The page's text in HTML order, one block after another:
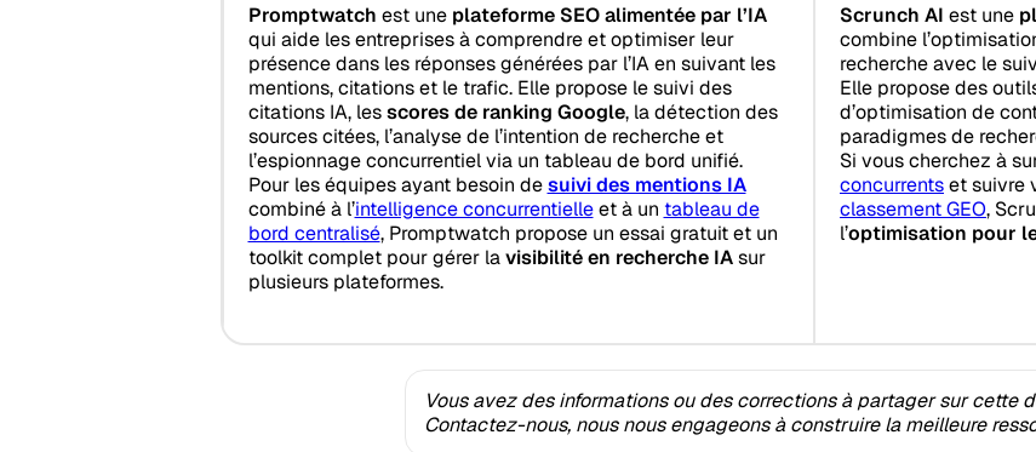
Promptwatch est une plateforme SEO alimentée par l’IA
qui aide les entreprises à comprendre et optimiser leur
présence dans les réponses générées par l’IA en suivant les
mentions, citations et le trafic. Elle propose le suivi des
citations IA, lesscores de ranking Google, la détection des
sources citées, l’analyse de l’intention de recherche et
l’espionnage concurrentiel via un tableau de bord unifié.
Pour les équipes ayant besoin desuivi des mentions IA
combiné à l’intelligence concurrentielleet à un tableau de
bord centralisé, Promptwatch propose un essai gratuit et un
toolkit complet pour gérer lavisibilité en recherche IAsur
plusieurs plateformes.
Scrunch AI est une
combine
recherche avec le
Elle propose des
d’optimisation de
paradigmes de
Si vous cherchez à
concurrentset suivre
classement GEO,
l’optimisation pour
Vous avez des informations ou des corrections à partager sur cette
Contactez-nous, nous nous engageons à construire la meilleure